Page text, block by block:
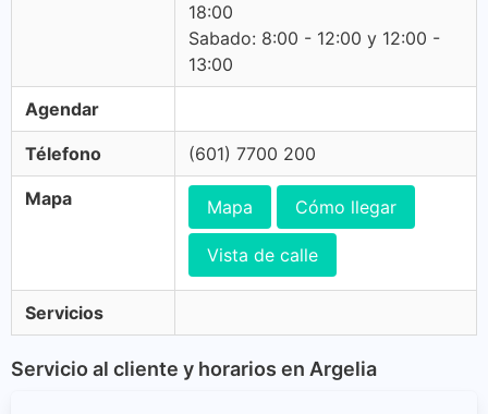
18:00
Sabado: 8:00 - 12:00 y 12:00 -
13:00
Agendar
Télefono (601) 7700 200
Mapa Mapa Cómo llegar
Vista de calle
Servicios
Servicio al cliente y horarios en Argelia